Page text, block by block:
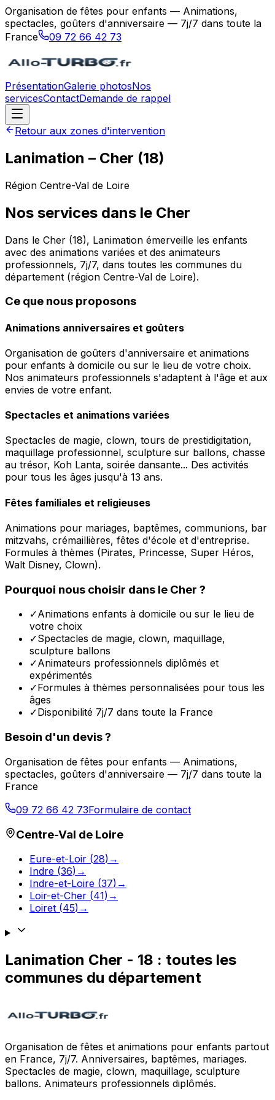
Organisation de fêtes pour enfants — Animations,
spectacles, goûters d'anniversaire — 7j/7 dans toute la
France
09 72 66 42 73
PrésentationGalerie photosNos
servicesContactDemande de rappel
Retour aux zones d'intervention
Lanimation – Cher (18)
Région Centre-Val de Loire
Nos services dans le Cher
Dans le Cher (18), Lanimation émerveille les enfants
avec des animations variées et des animateurs
professionnels, 7j/7, dans toutes les communes du
département (région Centre-Val de Loire).
Ce que nous proposons
Animations anniversaires et goûters
Organisation de goûters d'anniversaire et animations
pour enfants à domicile ou sur le lieu de votre choix.
Nos animateurs professionnels s'adaptent à l'âge et aux
envies de votre enfant.
Spectacles et animations variées
Spectacles de magie, clown, tours de prestidigitation,
maquillage professionnel, sculpture sur ballons, chasse
au trésor, Koh Lanta, soirée dansante... Des activités
pour tous les âges jusqu'à 13 ans.
Fêtes familiales et religieuses
Animations pour mariages, baptêmes, communions, bar
mitzvahs, crémaillières, fêtes d'école et d'entreprise.
Formules à thèmes (Pirates, Princesse, Super Héros,
Walt Disney, Clown).
Pourquoi nous choisir dans le Cher ?
✓Animations enfants à domicile ou sur le lieu de
votre choix
✓Spectacles de magie, clown, maquillage,
sculpture ballons
✓Animateurs professionnels diplômés et
expérimentés
✓Formules à thèmes personnalisées pour tous les
âges
✓Disponibilité 7j/7 dans toute la France
Besoin d'un devis ?
Organisation de fêtes pour enfants — Animations,
spectacles, goûters d'anniversaire — 7j/7 dans toute la
France
09 72 66 42 73Formulaire de contact
Centre-Val de Loire
Eure-et-Loir (28) →
Indre (36) →
Indre-et-Loire (37) →
Loir-et-Cher (41) →
Loiret (45) →
Lanimation Cher - 18 : toutes les
communes du département
Organisation de fêtes et animations pour enfants partout
en France, 7j/7. Anniversaires, baptêmes, mariages.
Spectacles de magie, clown, maquillage, sculpture
ballons. Animateurs professionnels diplômés.